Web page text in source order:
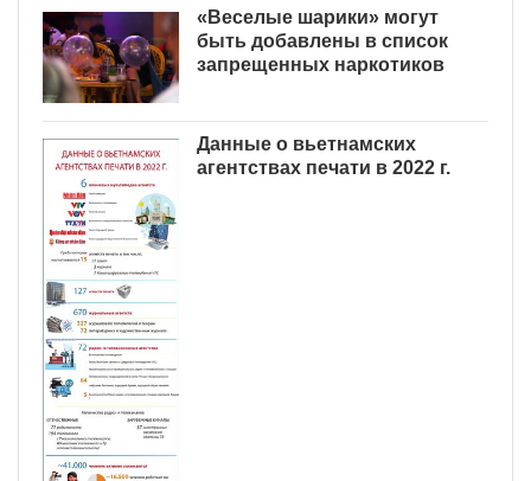
«Веселые шарики» могут
быть добавлены в список
запрещенных наркотиков
Данные о вьетнамских
агентствах печати в 2022 г.